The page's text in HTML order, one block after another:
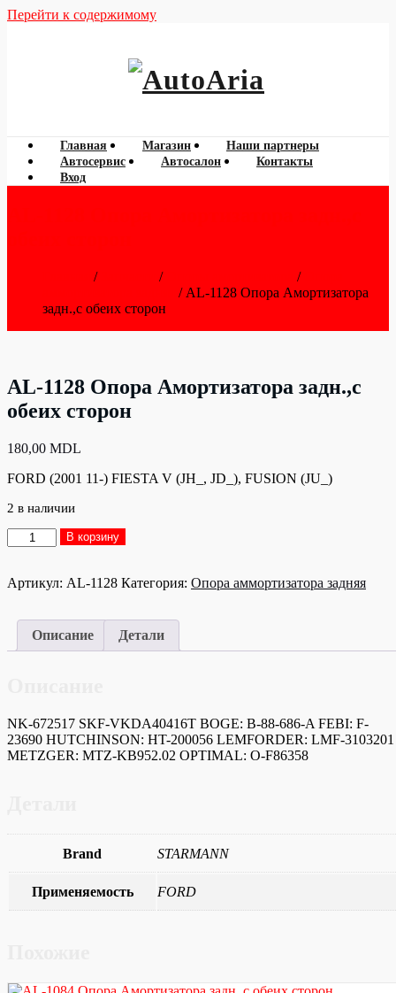
Перейти к содержимому
Главная Магазин
Наши партнеры
Автосервис
Автосалон
Контакты
Вход
/ / /
/ AL-1128 Опора Амортизатора
задн.,с обеих сторон
AL-1128 Опора Амортизатора задн.,с
обеих сторон
180,00 MDL
FORD (2001 11-) FIESTA V (JH_, JD_), FUSION (JU_)
2 в наличии
Количество
товара
1128
задн.,с
обеих
В корзину
Артикул: AL-1128 Категория: Опора аммортизатора задняя
Описание Детали
NK-672517 SKF-VKDA40416T BOGE: B-88-686-A FEBI: F-
23690 HUTCHINSON: HT-200056 LEMFORDER: LMF-3103201
METZGER: MTZ-KB952.02 OPTIMAL: O-F86358
Brand STARMANN
Применяемость FORD